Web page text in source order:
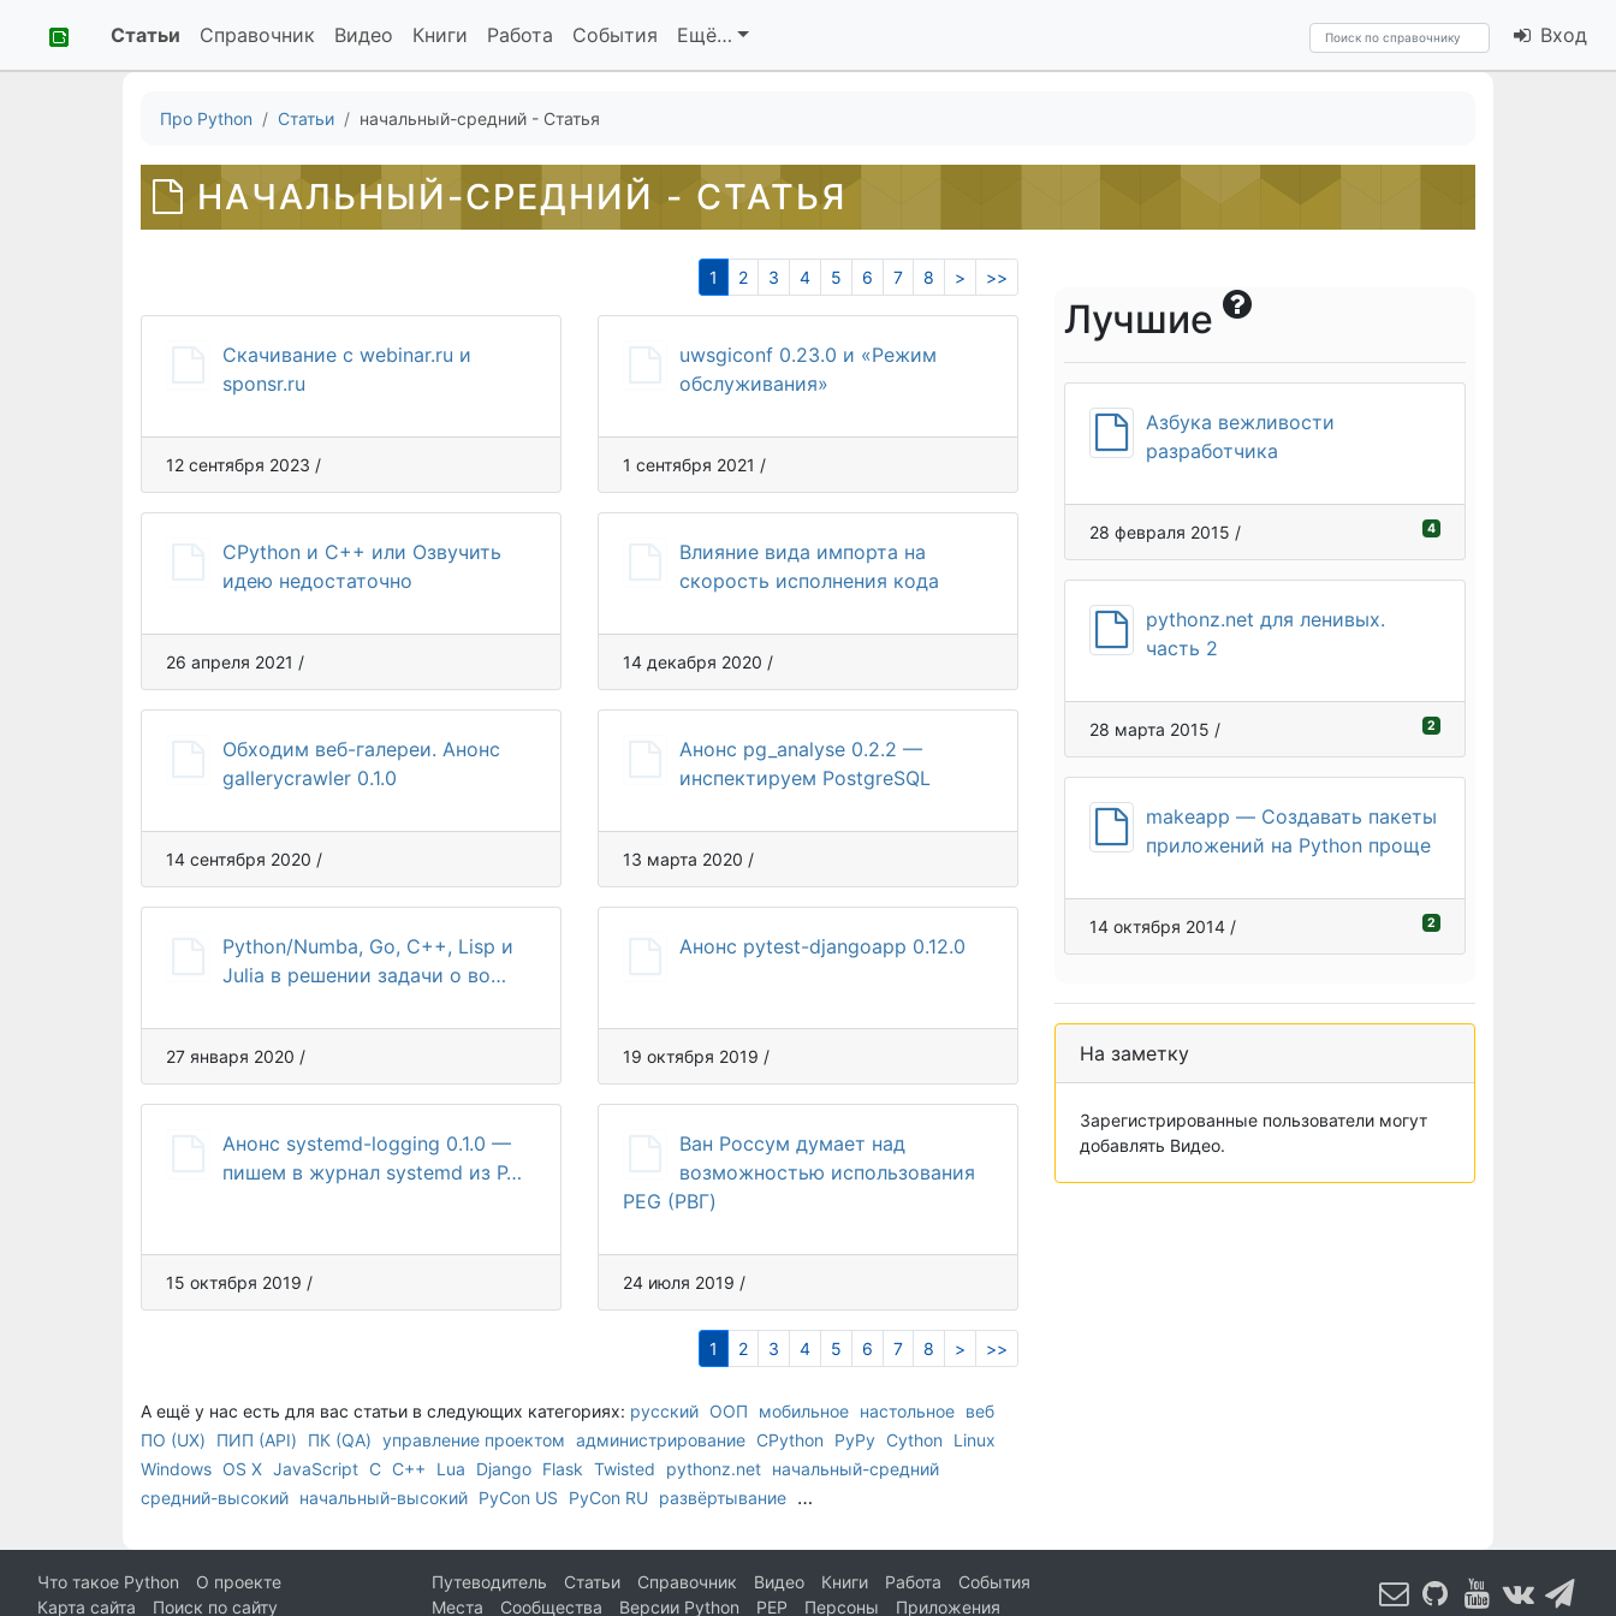
Статьи Справочник Видео Книги Работа События Ещё… Вход
Про Python Статьи начальный-средний - Статья
НАЧАЛЬНЫЙ-СРЕДНИЙ - СТАТЬЯ
1 2 3 4 5 6 7 8 > >>
Скачивание с webinar.ru и
sponsr.ru
12 сентября 2023 /
uwsgiconf 0.23.0 и «Режим
обслуживания»
1 сентября 2021 /
CPython и C++ или Озвучить
идею недостаточно
26 апреля 2021 /
Влияние вида импорта на
скорость исполнения кода
14 декабря 2020 /
Обходим веб-галереи. Анонс
gallerycrawler 0.1.0
14 сентября 2020 /
Анонс pg_analyse 0.2.2 —
инспектируем PostgreSQL
13 марта 2020 /
Python/Numba, Go, C++, Lisp и
Julia в решении задачи о во…
27 января 2020 /
Анонс pytest-djangoapp 0.12.0
19 октября 2019 /
Анонс systemd-logging 0.1.0 —
пишем в журнал systemd из P…
15 октября 2019 /
Ван Россум думает над
возможностью использования
PEG (РВГ)
24 июля 2019 /
1 2 3 4 5 6 7 8 > >>
А ещё у нас есть для вас статьи в следующих категориях: русский ООП мобильное настольное веб
ПО (UX)
ПИП (API) ПК (QA) управление проектом администрирование CPython PyPy Cython
Linux
Windows OS X JavaScript C C++ Lua Django Flask Twisted pythonz.net начальный-средний
средний-высокий начальный-высокий PyCon US PyCon RU развёртывание …
Лучшие
Азбука вежливости
разработчика
28 февраля 2015 / 4
pythonz.net для ленивых.
часть 2
28 марта 2015 / 2
makeapp — Создавать пакеты
приложений на Python проще
14 октября 2014 / 2
На заметку
Зарегистрированные пользователи могут
добавлять Видео.
Что такое Python
О проекте
Карта сайта
Поиск по сайту
Путеводитель Статьи Справочник Видео Книги Работа
События
Места
Сообщества Версии Python PEP Персоны Приложения